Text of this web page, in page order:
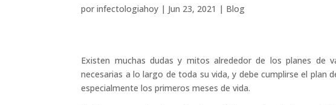
porinfectologiahoy | Jun 23, 2021 | Blog
Existen muchas dudas y mitos alrededor de los planes de
necesarias a lo largo de toda su vida, y debe cumplirse el plan
especialmente los primeros meses de vida.